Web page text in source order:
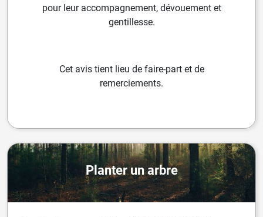
pour leur accompagnement, dévouement et
gentillesse.
Cet avis tient lieu de faire-part et de
remerciements.
Planter un arbre